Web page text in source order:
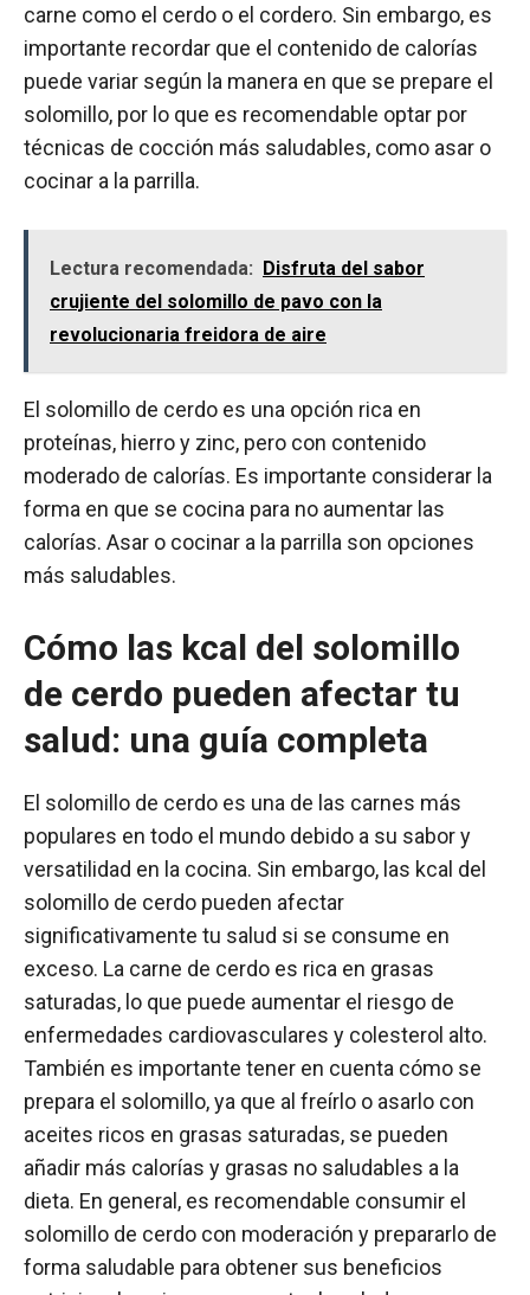
carne como el cerdo o el cordero. Sin embargo, es
importante recordar que el contenido de calorías
puede variar según la manera en que se prepare el
solomillo, por lo que es recomendable optar por
técnicas de cocción más saludables, como asar o
cocinar a la parrilla.
Lectura recomendada: Disfruta del sabor
crujiente del solomillo de pavo con la
revolucionaria freidora de aire
El solomillo de cerdo es una opción rica en
proteínas, hierro y zinc, pero con contenido
moderado de calorías. Es importante considerar la
forma en que se cocina para no aumentar las
calorías. Asar o cocinar a la parrilla son opciones
más saludables.
Cómo las kcal del solomillo
de cerdo pueden afectar tu
salud: una guía completa
El solomillo de cerdo es una de las carnes más
populares en todo el mundo debido a su sabor y
versatilidad en la cocina. Sin embargo, las kcal del
solomillo de cerdo pueden afectar
significativamente tu salud si se consume en
exceso. La carne de cerdo es rica en grasas
saturadas, lo que puede aumentar el riesgo de
enfermedades cardiovasculares y colesterol alto.
También es importante tener en cuenta cómo se
prepara el solomillo, ya que al freírlo o asarlo con
aceites ricos en grasas saturadas, se pueden
añadir más calorías y grasas no saludables a la
dieta. En general, es recomendable consumir el
solomillo de cerdo con moderación y prepararlo de
forma saludable para obtener sus beneficios